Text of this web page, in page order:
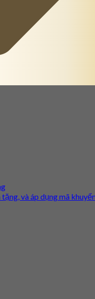
và áp dụng mã